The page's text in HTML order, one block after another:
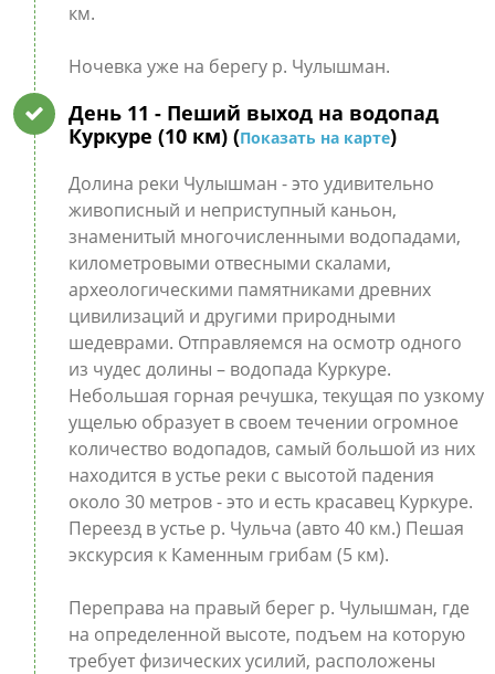
км.
Ночевка уже на берегу р. Чулышман.
День 11 - Пеший выход на водопад
Куркуре (10 км) (Показать на карте)
Долина реки Чулышман - это удивительно
живописный и неприступный каньон,
знаменитый многочисленными водопадами,
километровыми отвесными скалами,
археологическими памятниками древних
цивилизаций и другими природными
шедеврами. Отправляемся на осмотр одного
из чудес долины – водопада Куркуре.
Небольшая горная речушка, текущая по узкому
ущелью образует в своем течении огромное
количество водопадов, самый большой из них
находится в устье реки с высотой падения
около 30 метров - это и есть красавец Куркуре.
Переезд в устье р. Чульча (авто 40 км.) Пешая
экскурсия к Каменным грибам (5 км).
Переправа на правый берег р. Чулышман, где
на определенной высоте, подъем на которую
требует физических усилий, расположены